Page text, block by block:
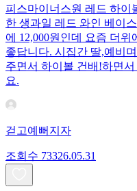
피스마이너스원 레드 하이
한 생과일 레드 와인 베이
에 12,000원인데 요즘 더
좋답니다. 시집간 딸,예비
주면서 하이볼 건배!하면
요.
걷고예뻐지자
조회수 73326.05.31